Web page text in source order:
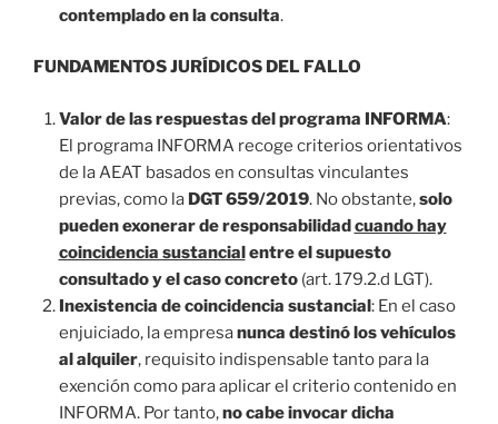
contemplado en la consulta.
FUNDAMENTOS JURÍDICOS DEL FALLO
Valor de las respuestas del programa INFORMA:
El programa INFORMA recoge criterios orientativos
de la AEAT basados en consultas vinculantes
previas, como la DGT 659/2019. No obstante,solo
pueden exonerar de responsabilidadcuando hay
coincidencia sustancialentre el supuesto
consultado y el caso concreto(art. 179.2.d LGT).
Inexistencia de coincidencia sustancial: En el caso
enjuiciado, la empresanunca destinó los vehículos
al alquiler, requisito indispensable tanto para la
exención como para aplicar el criterio contenido en
INFORMA. Por tanto,no cabe invocar dicha